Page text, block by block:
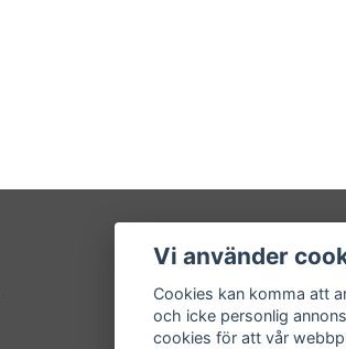
Mitt konto
Logga in
Registrera dig
Glömt lösenord?
Vi använder
Cookies kan komma att
och icke personlig
cookies för att vår